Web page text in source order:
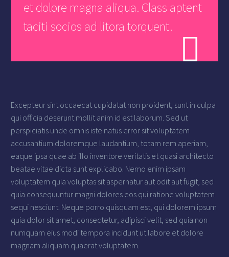
et dolore magna aliqua. Class aptent
taciti socios ad litora torquent.

Excepteur sint occaecat cupidatat non proident, sunt in culpa
qui officia deserunt mollit anim id est laborum. Sed ut
perspiciatis unde omnis iste natus error sit voluptatem
accusantium doloremque laudantium, totam rem aperiam,
eaque ipsa quae ab illo inventore veritatis et quasi architecto
beatae vitae dicta sunt explicabo. Nemo enim ipsam
voluptatem quia voluptas sit aspernatur aut odit aut fugit, sed
quia consequuntur magni dolores eos qui ratione voluptatem
sequi nesciunt. Neque porro quisquam est, qui dolorem ipsum
quia dolor sit amet, consectetur, adipisci velit, sed quia non
numquam eius modi tempora incidunt ut labore et dolore
magnam aliquam quaerat voluptatem.